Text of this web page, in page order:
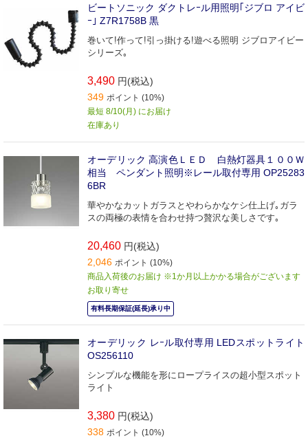
ビートソニック ダクトレｰル用照明｢ジブロ アイビ
ｰ｣ Z7R1758B 黒
巻いて!作って!引っ掛ける!遊べる照明 ジブロアイビー
シリーズ｡
3,490 円(税込)
349 ポイント (10%)
最短 8/10(月) にお届け
在庫あり
オーデリック 高演色ＬＥＤ 白熱灯器具１００Ｗ
相当 ペンダント照明※レール取付専用 OP25283
6BR
華やかなカットガラスとやわらかなケシ仕上げ｡ガラ
スの両極の表情を合わせ持つ贅沢な美しさです｡
20,460 円(税込)
2,046 ポイント (10%)
商品入荷後のお届け ※1か月以上かかる場合がございます
お取り寄せ
有料長期保証(延長)承り中
オーデリック レｰル取付専用 LEDスポットライト
OS256110
シンプルな機能を形にロープライスの超小型スポット
ライト
3,380 円(税込)
338 ポイント (10%)